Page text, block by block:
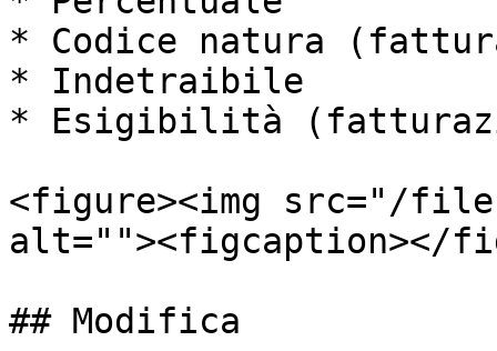
* Codice natura
* Indetraibile
* Esigibilità
<figure><img src="/files/
alt=""><figcaption></
## Modifica